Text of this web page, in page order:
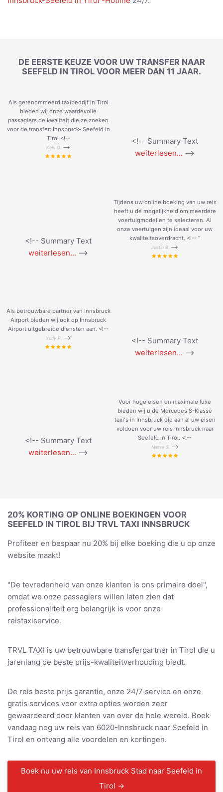
DE EERSTE KEUZE VOOR UW TRANSFER NAAR
SEEFELD IN TIROL VOOR MEER DAN 11 JAAR.
Als gerenommeerd taxibedrijf in Tirol
bieden wij onze waardevolle
passagiers de kwaliteit die ze zoeken
voor de transfer: Innsbruck- Seefeld in
Tirol <!--
Keni G. -->
<!-- Summary Text
weiterlesen... -->
<!-- Summary Text
weiterlesen... -->
Tijdens uw online boeking van uw reis
heeft u de mogelijkheid om meerdere
voertuigmodellen te selecteren. Al
onze voertuigen zijn ideaal voor uw
kwaliteitsoverdracht. <!-- ”
Justin B. -->
Als betrouwbare partner van Innsbruck
Airport bieden wij ook op Innsbruck
Airport uitgebreide diensten aan. <!--
Yuriy P. -->
<!-- Summary Text
weiterlesen... -->
<!-- Summary Text
weiterlesen... -->
Voor hoge eisen en maximale luxe
bieden wij u de Mercedes S-Klasse
taxi's in Innsbruck die aan al uw eisen
voldoen voor uw reis Innsbruck naar
Seefeld in Tirol. <!--
Merve S. -->
20% KORTING OP ONLINE BOEKINGEN VOOR
SEEFELD IN TIROL BIJ TRVL TAXI INNSBRUCK
Profiteer en bespaar nu 20% bij elke boeking die u op onze
website maakt!
"De tevredenheid van onze klanten is ons primaire doel",
omdat we onze passagiers willen laten zien dat
professionaliteit erg belangrijk is voor onze
reistaxiservice.
TRVL TAXI is uw betrouwbare transferpartner in Tirol die u
jarenlang de beste prijs-kwaliteitverhouding biedt.
De reis beste prijs garantie, onze 24/7 service en onze
gratis services voor extra opties worden zeer
gewaardeerd door klanten van over de hele wereld. Boek
vandaag nog uw reis van 6020-Innsbruck naar Seefeld in
Tirol en ontvang alle voordelen en kortingen.
Boek nu uw reis van Innsbruck Stad naar Seefeld in
Tirol →